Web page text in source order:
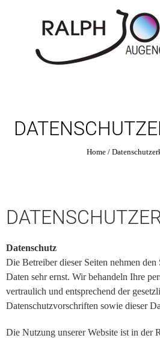
Home/
Datenschutz
Die Betreiber dieser Seiten nehmen
Daten sehr ernst. Wir behandeln Ihre
vertraulich und entsprechend der
Datenschutzvorschriften sowie dieser
Die Nutzung unserer Website ist in der